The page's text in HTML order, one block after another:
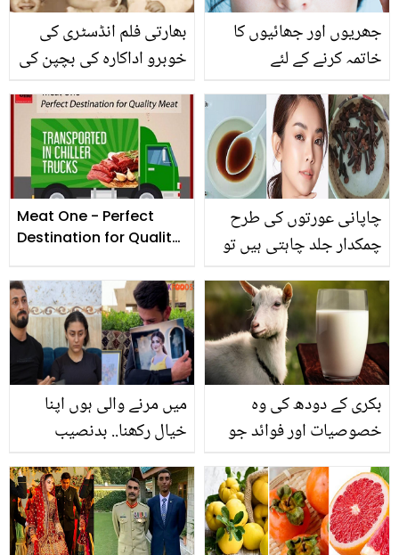
بھارتی فلم انڈسٹری کی
خوبرو اداکارہ کی بچپن کی
تصویر نے ہر ایک کو حیران
کردیا؟ کیا آپ اسے پہچان
سکتے ہیں
جھریوں اور جھائیوں کا
خاتمہ کرنے کے لئے
ڈرمیٹولجسٹ کی بتائی
چند ٹپس آزمائیں اور
صحت مند و جوان جِلد
پائیں
Meat One - Perfect
Destination for Quality
چاپانی عورتوں کی طرح
چمکدار جلد چاہتی ہیں تو
لونگ کے پانی میں یہ چیز
ملا کر لگائیں۔۔ جھریاں دور
کرنے کے لئے جاپان کی
خواتین کا صدیوں پرانا راز
میں مرنے والی ہوں اپنا
خیال رکھنا.. بدنصیب
جوڑے کی شادی کے دن آگ
لگنے سے اپنے پیاروں کو
کھونے والے اب کس حال
میں ہیں ؟
بکری کے دودھ کی وہ
خصوصیات اور فوائد جو
اسے گائے کے دودھ سے بہتر
بناتے کرتے ہیں ۔۔ جانیئے وہ
کون سے فوائد ہیں؟